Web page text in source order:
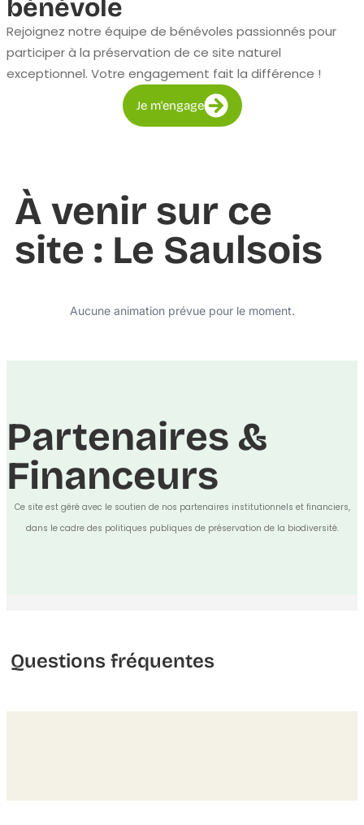
bénévole
Rejoignez notre équipe de bénévoles passionnés pour
participer à la préservation de ce site naturel
exceptionnel. Votre engagement fait la différence !
Je m'engage
À venir sur ce
site : Le Saulsois
Aucune animation prévue pour le moment.
Partenaires &
Financeurs
Ce site est géré avec le soutien de nos partenaires institutionnels et financiers,
dans le cadre des politiques publiques de préservation de la biodiversité.
Questions fréquentes